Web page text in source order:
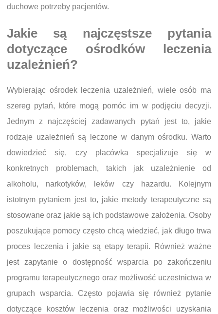
duchowe potrzeby pacjentów.
Jakie są najczęstsze pytania
dotyczące ośrodków leczenia
uzależnień?
Wybierając ośrodek leczenia uzależnień, wiele osób ma
szereg pytań, które mogą pomóc im w podjęciu decyzji.
Jednym z najczęściej zadawanych pytań jest to, jakie
rodzaje uzależnień są leczone w danym ośrodku. Warto
dowiedzieć się, czy placówka specjalizuje się w
konkretnych problemach, takich jak uzależnienie od
alkoholu, narkotyków, leków czy hazardu. Kolejnym
istotnym pytaniem jest to, jakie metody terapeutyczne są
stosowane oraz jakie są ich podstawowe założenia. Osoby
poszukujące pomocy często chcą wiedzieć, jak długo trwa
proces leczenia i jakie są etapy terapii. Również ważne
jest zapytanie o dostępność wsparcia po zakończeniu
programu terapeutycznego oraz możliwość uczestnictwa w
grupach wsparcia. Często pojawia się również pytanie
dotyczące kosztów leczenia oraz możliwości uzyskania